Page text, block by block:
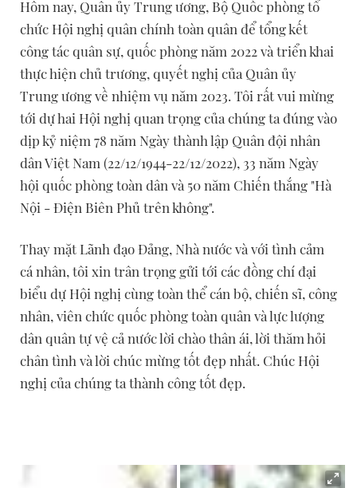
Hôm nay, Quân ủy Trung ương, Bộ Quốc phòng tổ
chức Hội nghị quân chính toàn quân để tổng kết
công tác quân sự, quốc phòng năm 2022 và triển khai
thực hiện chủ trương, quyết nghị của Quân ủy
Trung ương về nhiệm vụ năm 2023. Tôi rất vui mừng
tới dự hai Hội nghị quan trọng của chúng ta đúng vào
dịp kỷ niệm 78 năm Ngày thành lập Quân đội nhân
dân Việt Nam (22/12/1944-22/12/2022), 33 năm Ngày
hội quốc phòng toàn dân và 50 năm Chiến thắng "Hà
Nội - Điện Biên Phủ trên không".
Thay mặt Lãnh đạo Đảng, Nhà nước và với tình cảm
cá nhân, tôi xin trân trọng gửi tới các đồng chí đại
biểu dự Hội nghị cùng toàn thể cán bộ, chiến sĩ, công
nhân, viên chức quốc phòng toàn quân và lực lượng
dân quân tự vệ cả nước lời chào thân ái, lời thăm hỏi
chân tình và lời chúc mừng tốt đẹp nhất. Chúc Hội
nghị của chúng ta thành công tốt đẹp.